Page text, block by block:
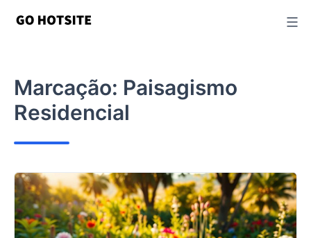
Marcação: Paisagismo
Residencial